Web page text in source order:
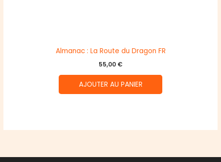
Almanac : La Route du Dragon FR
55,00 €
AJOUTER AU PANIER